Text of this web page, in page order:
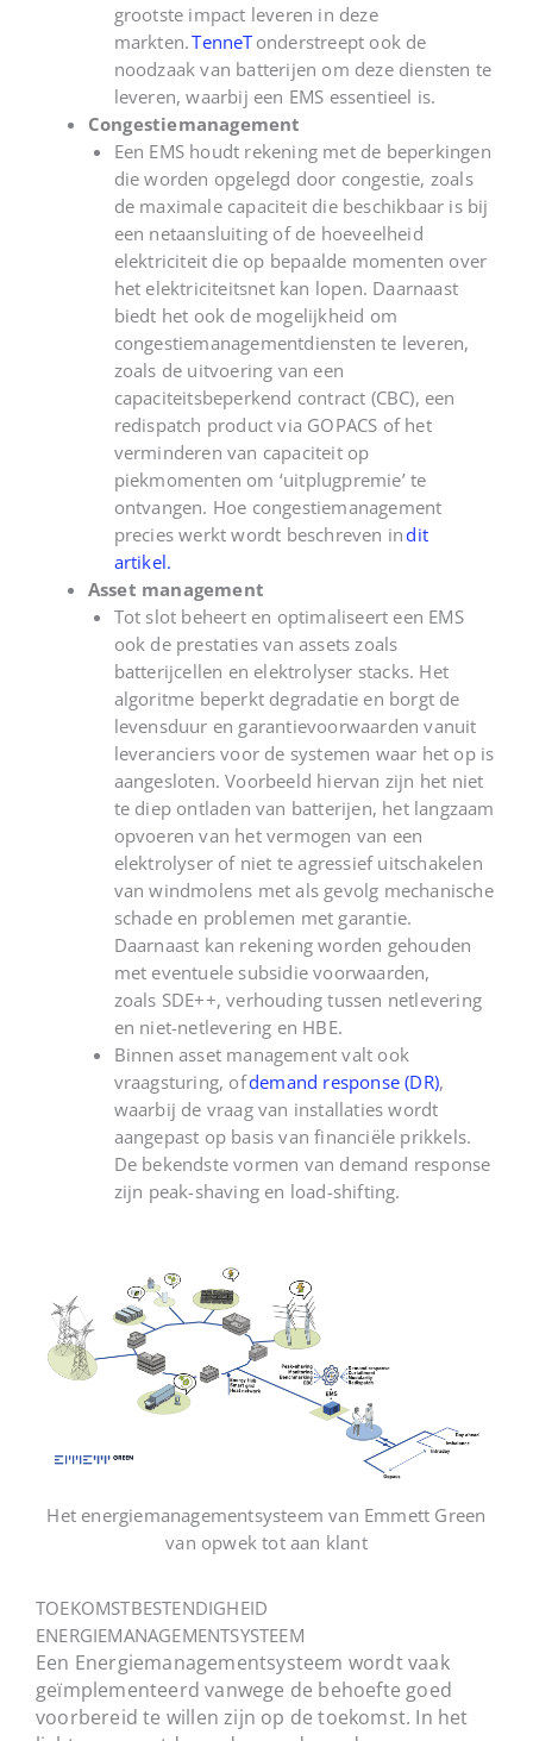
grootste impact leveren in deze
markten.TenneTonderstreept ook de
noodzaak van batterijen om deze diensten te
leveren, waarbij een EMS essentieel is.
Congestiemanagement
Een EMS houdt rekening met de beperkingen
die worden opgelegd door congestie, zoals
de maximale capaciteit die beschikbaar is bij
een netaansluiting of de hoeveelheid
elektriciteit die op bepaalde momenten over
het elektriciteitsnet kan lopen. Daarnaast
biedt het ook de mogelijkheid om
congestiemanagementdiensten te leveren,
zoals de uitvoering van een
capaciteitsbeperkend contract (CBC), een
redispatch product via GOPACS of het
verminderen van capaciteit op
piekmomenten om ‘uitplugpremie’ te
ontvangen. Hoe congestiemanagement
precies werkt wordt beschreven indit
artikel.
Asset management
Tot slot beheert en optimaliseert een EMS
ook de prestaties van assets zoals
batterijcellen en elektrolyser stacks. Het
algoritme beperkt degradatie en borgt de
levensduur en garantievoorwaarden vanuit
leveranciers voor de systemen waar het op is
aangesloten. Voorbeeld hiervan zijn het niet
te diep ontladen van batterijen, het langzaam
opvoeren van het vermogen van een
elektrolyser of niet te agressief uitschakelen
van windmolens met als gevolg mechanische
schade en problemen met garantie.
Daarnaast kan rekening worden gehouden
met eventuele subsidie voorwaarden,
zoals SDE++,verhouding tussen netlevering
en niet-netlevering en HBE.
Binnen asset management valt ook
vraagsturing, ofdemand response (DR),
waarbij de vraag van installaties wordt
aangepast op basis van financiële prikkels.
De bekendste vormen van demand response
zijn peak-shaving en load-shifting.
Het energiemanagementsysteem van Emmett Green
van opwek tot aan klant
TOEKOMSTBESTENDIGHEID
ENERGIEMANAGEMENTSYSTEEM
Een Energiemanagementsysteem wordt vaak
geïmplementeerd vanwege de behoefte goed
voorbereid te willen zijn op de toekomst. In het